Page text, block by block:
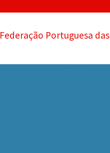
Federação Portuguesa